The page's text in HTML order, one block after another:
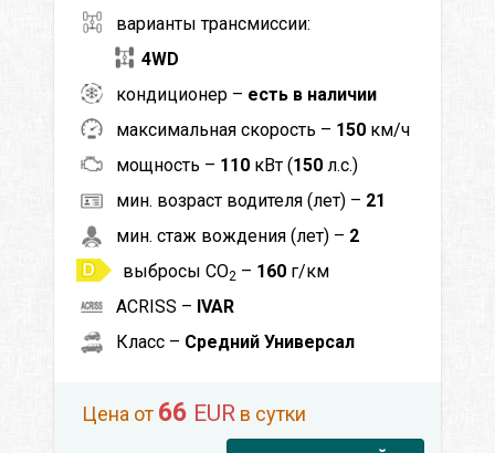
варианты трансмиссии:
4WD
кондиционер – есть в наличии
максимальная скорость – 150 км/ч
мощность – 110 кВт (150 л.с.)
мин. возраст водителя (лет) – 21
мин. стаж вождения (лет) – 2
выбросы CO2 – 160 г/км
ACRISS – IVAR
Класс – Средний Универсал
Цена от 66 EUR в сутки